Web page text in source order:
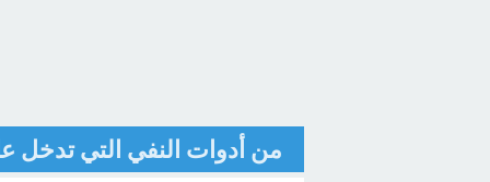
من أدوات النفي التي تدخل